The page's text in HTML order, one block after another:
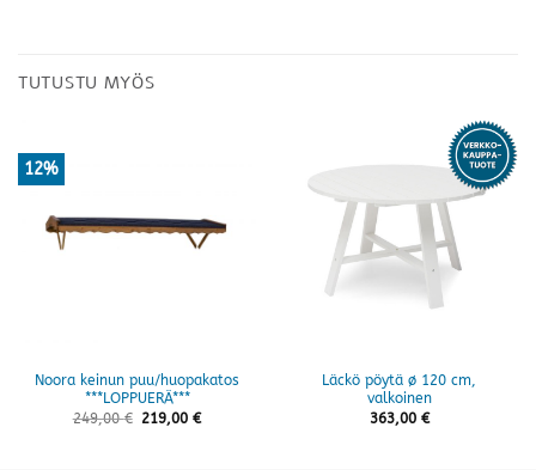
TUTUSTU MYÖS
12%
Noora keinun puu/huopakatos
***LOPPUERÄ***
249,00€ 219,00€
Läckö pöytä ø 120 cm,
valkoinen
363,00 €